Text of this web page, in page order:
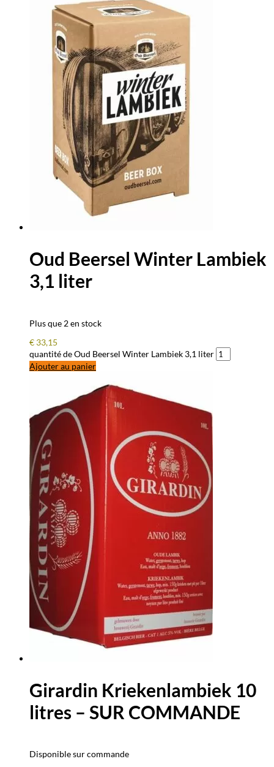
Oud Beersel Winter Lambiek
3,1 liter
Plus que 2 en stock
€ 33,15
quantité de Oud Beersel Winter Lambiek 3,1 liter
Ajouter au panier
Girardin Kriekenlambiek 10
litres – SUR COMMANDE
Disponible sur commande